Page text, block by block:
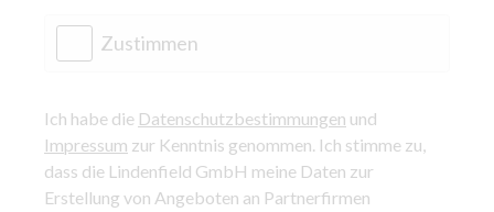
Zustimmen
Ich habe die Datenschutzbestimmungen und
Impressum zur Kenntnis genommen. Ich stimme zu,
dass die Lindenfield GmbH meine Daten zur
Erstellung von Angeboten an Partnerfirmen